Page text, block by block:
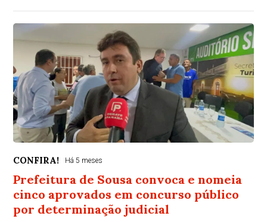
CONFIRA! Há 5 meses
Prefeitura de Sousa convoca e nomeia
cinco aprovados em concurso público
por determinação judicial